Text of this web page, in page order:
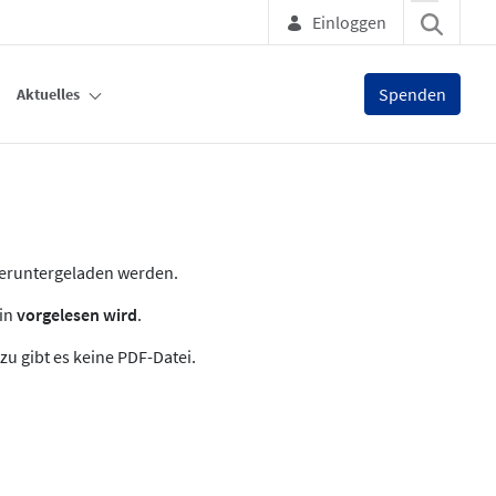
Einloggen
Aktuelles Spenden
werden.
vorgelesen wird.
gibt es keine PDF-Datei.